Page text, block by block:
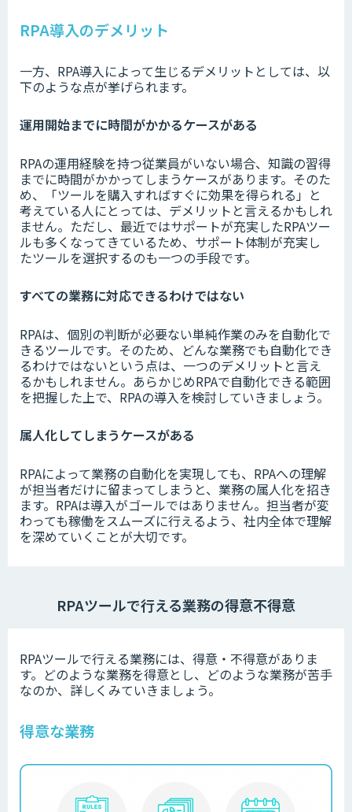
RPA導入のデメリット
一方、RPA導入によって生じるデメリットとしては、以
下のような点が挙げられます。
運用開始までに時間がかかるケースがある
RPAの運用経験を持つ従業員がいない場合、知識の習得
までに時間がかかってしまうケースがあります。そのた
め、「ツールを購入すればすぐに効果を得られる」と
考えている人にとっては、デメリットと言えるかもしれ
ません。ただし、最近ではサポートが充実したRPAツー
ルも多くなってきているため、サポート体制が充実し
たツールを選択するのも一つの手段です。
すべての業務に対応できるわけではない
RPAは、個別の判断が必要ない単純作業のみを自動化で
きるツールです。そのため、どんな業務でも自動化でき
るわけではないという点は、一つのデメリットと言え
るかもしれません。あらかじめRPAで自動化できる範囲
を把握した上で、RPAの導入を検討していきましょう。
属人化してしまうケースがある
RPAによって業務の自動化を実現しても、RPAへの理解
が担当者だけに留まってしまうと、業務の属人化を招き
ます。RPAは導入がゴールではありません。担当者が変
わっても稼働をスムーズに行えるよう、社内全体で理解
を深めていくことが大切です。
RPAツールで行える業務の得意不得意
RPAツールで行える業務には、得意・不得意がありま
す。どのような業務を得意とし、どのような業務が苦手
なのか、詳しくみていきましょう。
得意な業務